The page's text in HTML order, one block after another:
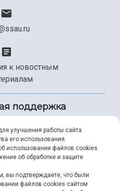
к новостным
поддержка
267-49-99
улучшения работы сайта
его использования.
использовании файлов cookies
об обработке и защите
вы подтверждаете, что были
файлов cookies сайтом